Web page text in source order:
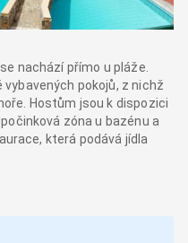
nachází přímo u pláže.
pokojů, z nichž
Hostům jsou k dispozici
zóna u bazénu a
která podává jídla